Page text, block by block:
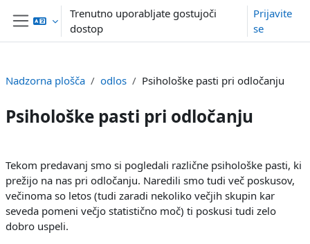
Preskoči na glavno vsebino
Stransko polje
Trenutno uporabljate gostujoči
dostop
Prijavite
se
Nadzorna plošča odlos Psihološke pasti pri odločanju
Psihološke pasti pri odločanju
Osnutek odseka
Tekom predavanj smo si pogledali različne psihološke pasti, ki
prežijo na nas pri odločanju. Naredili smo tudi več poskusov,
večinoma so letos (tudi zaradi nekoliko večjih skupin kar
seveda pomeni večjo statistično moč) ti poskusi tudi zelo
dobro uspeli.